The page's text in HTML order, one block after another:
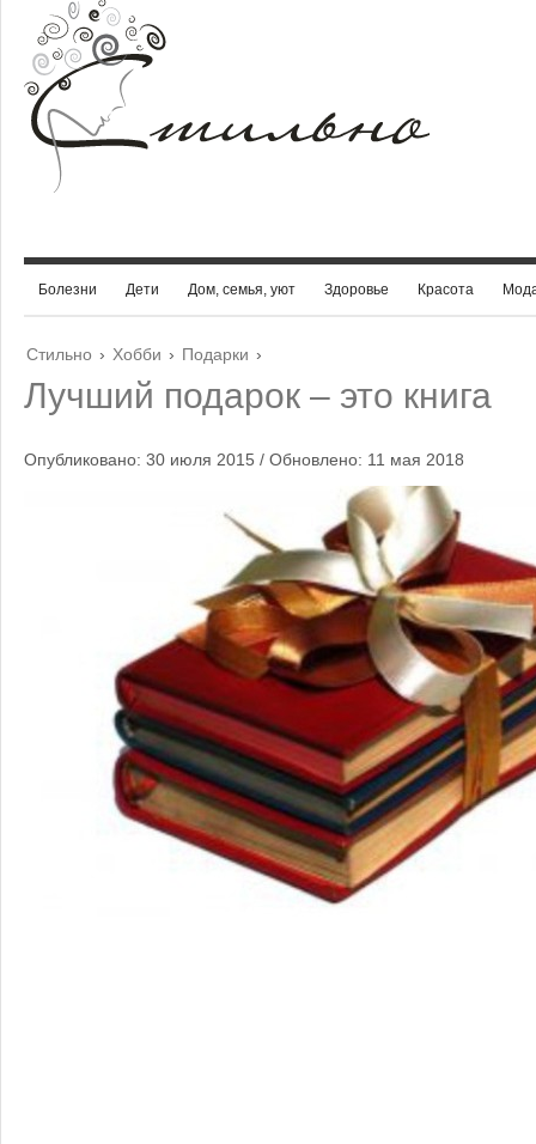
Болезни Дети Дом, семья, уют Здоровье Красота
Стильно › Хобби › Подарки ›
Лучший подарок – это книга
Опубликовано: 30 июля 2015 / Обновлено: 11 мая 2018